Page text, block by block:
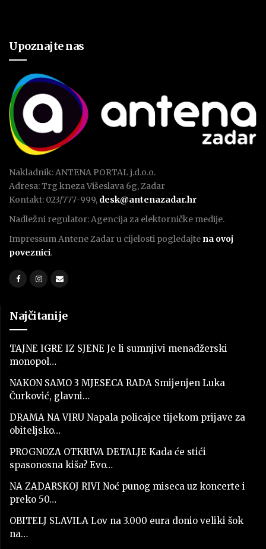
Upoznajte nas
Nakladnik: ANTENA PORTAL j.d.o.o.
Adresa: Trg kneza Višeslava 6g, Zadar
Kontakt: 023/777-999, desk@antenazadar.hr
Nadležni regulator: Agencija za elektorničke medije.
Impressum Antene Zadar u cijelosti pogledajte na ovoj
poveznici.
Najčitanije
TAJNE IGRE IZ SJENE Je li sumnjivi menadžerski
monopol…
NAKON SAMO 3 MJESECA RADA Smijenjen Luka
Čurković, glavni…
DRAMA NA VIRU Napala policajce tijekom prijave za
obiteljsko…
PROGNOZA OTKRIVA DETALJE Kada će stići
spasonosna kiša? Evo…
NA ZADARSKOJ RIVI Noć punog miseca uz koncerte i
preko 50…
OBITELJ SLAVILA Lov na 3.000 eura donio veliki šok
na…